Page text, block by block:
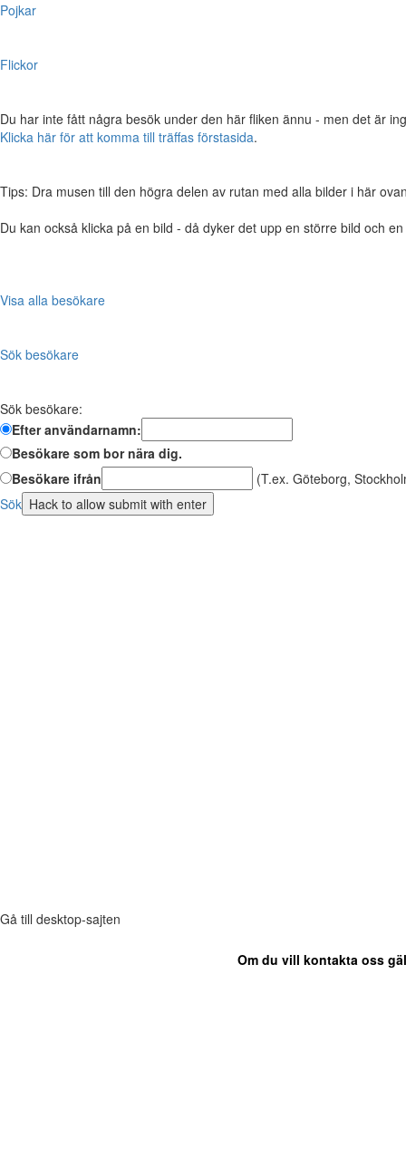
Pojkar
Flickor
Du har inte fått några besök under den här fliken ännu - men det är
Klicka här för att komma till träffas förstasida.
Tips: Dra musen till den högra delen av rutan med alla bilder i här
Du kan också klicka på en bild - då dyker det upp en större bild och
Visa alla besökare
Sök besökare
Sök besökare:
Efter användarnamn:
Besökare som bor nära dig.
Besökare ifrån
(T.ex. Göteborg,
Sök
Gå till desktop-sajten
Om du vill kontakta oss